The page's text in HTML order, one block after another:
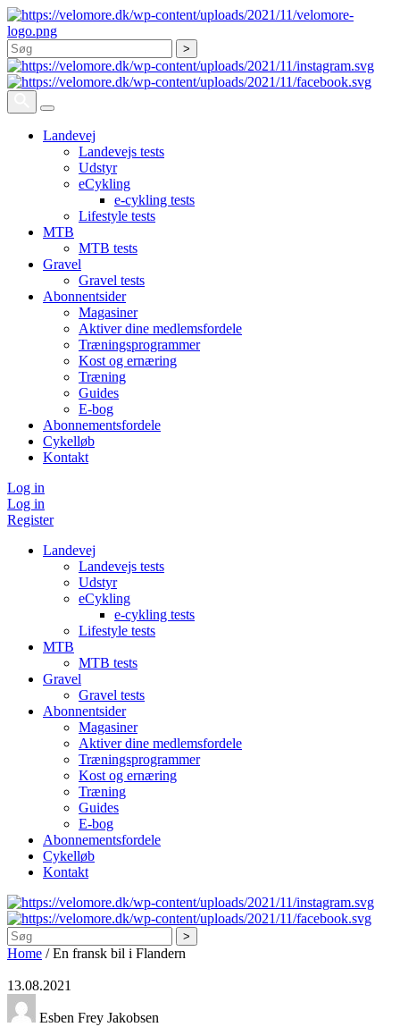
Søg
Landevej
Landevejs tests
Udstyr
eCykling
e-cykling tests
Lifestyle tests
MTB
MTB tests
Gravel
Gravel tests
Abonnentsider
Magasiner
Aktiver dine medlemsfordele
Træningsprogrammer
Kost og ernæring
Træning
Guides
E-bog
Abonnementsfordele
Cykelløb
Kontakt
Log in
Log in
Register
Landevej
Landevejs tests
Udstyr
eCykling
e-cykling tests
Lifestyle tests
MTB
MTB tests
Gravel
Gravel tests
Abonnentsider
Magasiner
Aktiver dine medlemsfordele
Træningsprogrammer
Kost og ernæring
Træning
Guides
E-bog
Abonnementsfordele
Cykelløb
Kontakt
Søg
Home /En fransk bil i Flandern
13.08.2021
Esben Frey Jakobsen